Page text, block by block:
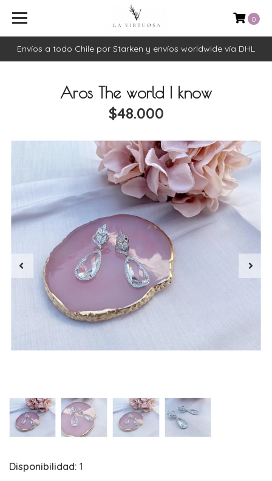
Envíos a todo Chile por Starken y envíos worldwide vía DHL
0
Aros The world I know
$48.000
Disponibilidad: 1